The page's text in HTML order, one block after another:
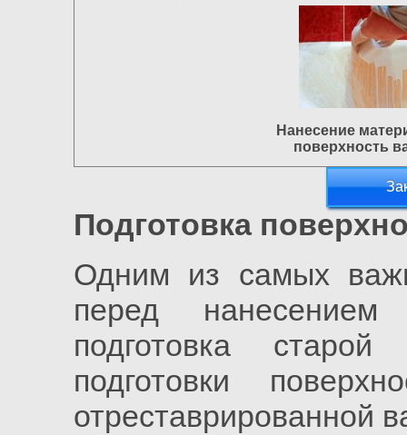
Нанесение
поверхность
Подготовка
Одним из самых
перед
подготовка
подготовки
отреставрированной